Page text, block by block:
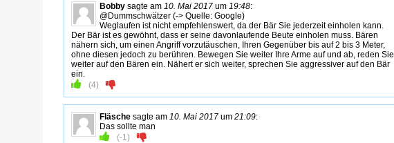
Bobby sagte am 10. Mai 2017 um 19:48:
@Dummschwätzer (-> Quelle: Google)
Weglaufen ist nicht empfehlenswert, da der Bär Sie jederzeit einholen kann.
Der Bär ist es gewöhnt, dass er seine davonlaufende Beute einholen muss. Bären
nähern sich, um einen Angriff vorzutäuschen, Ihren Gegenüber bis auf 2 bis 3 Meter,
ohne diesen jedoch zu berühren. Bewegen Sie weiter Ihre Arme auf und ab, reden Sie
weiter auf den Bären ein. Nähert er sich weiter, sprechen Sie aggressiver auf den Bär
ein.
(4)
Fläsche sagte am 10. Mai 2017 um 21:09:
Das sollte man
(-1)